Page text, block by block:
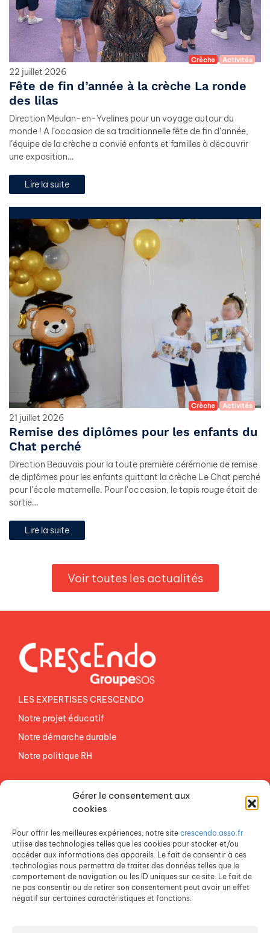
Gérer le consentement aux
cookies
Pour offrir les meilleures expériences, notre site crescendo.asso.fr
utilise des technologies telles que les cookies pour stocker et/ou
accéder aux informations des appareils. Le fait de consentir à ces
technologies nous permettra de traiter des données telles que le
comportement de navigation ou les ID uniques sur ce site. Le fait de
ne pas consentir ou de retirer son consentement peut avoir un effet
négatif sur certaines caractéristiques et fonctions.
Crèche Activités
22 juillet 2026
Fête de fin d’année à la crèche La ronde
des lilas
Direction Meulan-en-Yvelines pour un voyage autour du
monde ! A l’occasion de sa traditionnelle fête de fin d’année,
l’équipe de la crèche a convié enfants et familles à découvrir
une exposition…
Lire la suite
Crèche Activités
21 juillet 2026
Remise des diplômes pour les enfants du
Chat perché
Direction Beauvais pour la toute première cérémonie de remise
de diplômes pour les enfants quittant la crèche Le Chat perché
pour l’école maternelle. Pour l’occasion, le tapis rouge était de
sortie…
Lire la suite
Voir toutes les actualités
LES EXPERTISES CRESCENDO
Notre projet éducatif
Notre démarche durable
Notre politique RH
ESPACE PRESSE